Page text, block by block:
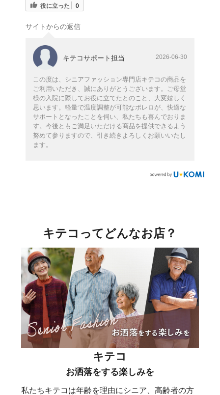
役に立った 0
サイトからの返信
キテコサポート担当 2026-06-30
この度は、シニアファッション専門店キテコの商品を
ご利用いただき、誠にありがとうございます。ご母堂
様の入院に際してお役に立てたとのこと、大変嬉しく
思います。軽量で温度調整が可能なボレロが、快適な
サポートとなったことを伺い、私たちも喜んでおりま
す。今後ともご満足いただける商品を提供できるよう
努めて参りますので、引き続きよろしくお願いいたし
ます。
キテコってどんなお店？
キテコ
お洒落をする楽しみを
私たちキテコは年齢を理由にシニア、高齢者の方